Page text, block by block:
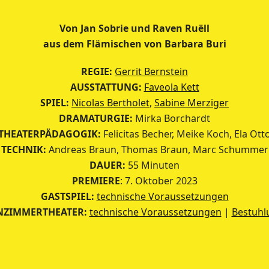
Von Jan Sobrie und Raven Ruëll
aus dem Flämischen von Barbara Buri
REGIE: Gerrit Bernstein
AUSSTATTUNG: Faveola Kett
SPIEL: Nicolas Bertholet, Sabine Merziger
DRAMATURGIE: Mirka Borchardt
Felicitas Becher, Meike Koch, Ela
TECHNIK: Andreas Braun, Thomas Braun, Marc Schummer
DAUER: 55 Minuten
PREMIERE: 7. Oktober 2023
GASTSPIEL: technische Voraussetzungen
technische Voraussetzungen |